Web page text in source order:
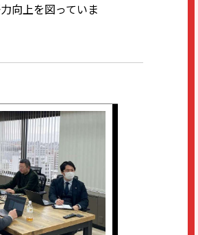
向上を図っていま